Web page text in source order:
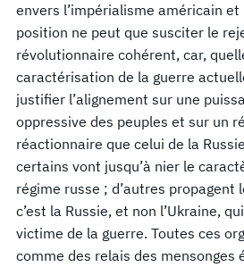
envers l’impérialisme américain et
position ne peut que susciter le
révolutionnaire cohérent, car,
caractérisation de la guerre
justifier l’alignement sur une
oppressive des peuples et sur un
réactionnaire que celui de la
certains vont jusqu’à nier le
régime russe ; d’autres propagent
c’est la Russie, et non l’Ukraine,
victime de la guerre. Toutes ces
comme des relais des mensonges